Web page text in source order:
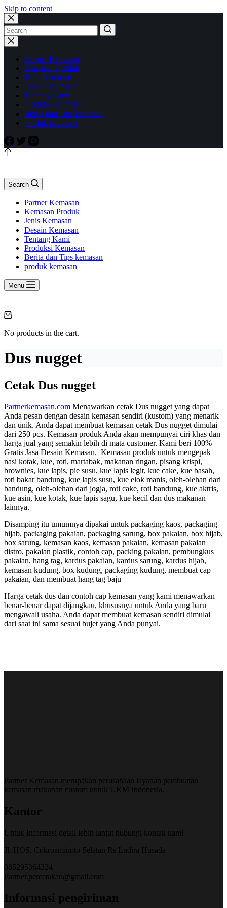
Skip to content
Partner Kemasan
Kemasan Produk
Jenis Kemasan
Desain Kemasan
Tentang Kami
Produksi Kemasan
Berita dan Tips kemasan
produk kemasan
Search
Partner Kemasan
Kemasan Produk
Jenis Kemasan
Desain Kemasan
Tentang Kami
Produksi Kemasan
Berita dan Tips kemasan
produk kemasan
Menu
Shopping
No products in the cart.
Dus nugget
Cetak Dus nugget
Partnerkemasan.com Menawarkan cetak Dus nugget yang dapat
Anda pesan dengan desain kemasan sendiri (kustom) yang menarik
dan unik. Anda dapat membuat kemasan cetak Dus nugget dimulai
dari 250 pcs. Kemasan produk Anda akan mempunyai ciri khas dan
harga jual yang semakin lebih di mata customer. Kami beri 100%
Gratis Jasa Desain Kemasan. Kemasan produk untuk mengepak
nasi kotak, kue, roti, martabak, makanan ringan, pisang krispi,
brownies, kue lapis, pie susu, kue lapis legit, kue cake, kue basah,
roti bakar bandung, kue lapis susu, kue elok manis, oleh-olehan dari
bandung, oleh-olehan dari jogja, roti cake, roti bandung, kue aktris,
kue asin, kue kotak, kue lapis sagu, kue kecil dan dus makanan
lainnya.
Disamping itu umumnya dipakai untuk packaging kaos, packaging
hijab, packaging pakaian, packaging sarung, box pakaian, box hijab,
box sarung, kemasan kaos, kemasan pakaian, kemasan pakaian
distro, pakaian plastik, contoh cap, packing pakaian, pembungkus
pakaian, hang tag, kardus pakaian, kardus sarung, kardus hijab,
kemasan kudung, box kudung, packaging kudung, membuat cap
pakaian, dan membuat hang tag baju
Harga cetak dus dan contoh cap kemasan yang kami menawarkan
benar-benar dapat dijangkau, khususnya untuk Anda yang baru
mengawali usaha. Anda dapat membuat kemasan sendiri dimulai
dari saat ini sama sesuai bujet yang Anda punyai.
Partner Kemasan merupakan perusahaan layanan pembuatan
kemasan makanan custom untuk UKM Indonesia.
Kantor
Untuk Informasi detail lebih lanjut hubungi kontak kami
Jl. HOS. Cokroaminoto Selatan Rs Ludira Husada
085295364324
Partner.percetakan@gmail.com
Informasi pengiriman